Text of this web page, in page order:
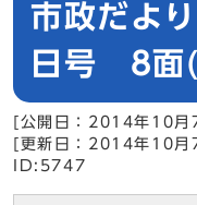
市政だよ
日号 8面(
[公開日：2014年10月
[更新日：2014年10月
ID:5747